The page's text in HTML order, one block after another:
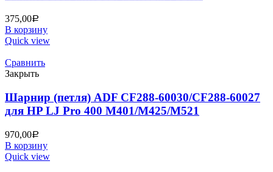
375,00Р
В корзину
Quick view
Сравнить
Закрыть
Шарнир (петля) ADF CF288-60030/CF288-60027
для HP LJ Pro 400 M401/M425/M521
970,00Р
В корзину
Quick view